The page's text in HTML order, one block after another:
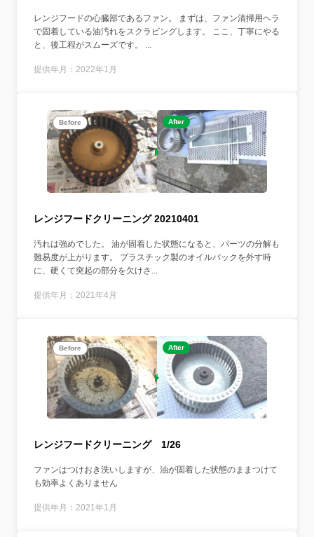
レンジフードの心臓部であるファン。 まずは、ファン清掃用ヘラ
で固着している油汚れをスクラビングします。 ここ、丁寧にやる
と、後工程がスムーズです。 ...
提供年月：2022年1月
Before After
レンジフードクリーニング 20210401
汚れは強めでした。 油が固着した状態になると、パーツの分解も
難易度が上がります。 プラスチック製のオイルパックを外す時
に、硬くて突起の部分を欠けさ...
提供年月：2021年4月
Before After
レンジフードクリーニング 1/26
ファンはつけおき洗いしますが、油が固着した状態のままつけて
も効率よくありません
提供年月：2021年1月